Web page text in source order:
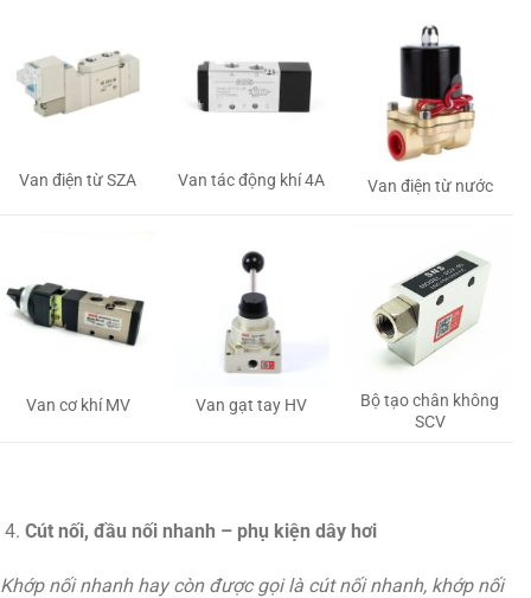
Van điện từ SZA Van tác động khí 4A Van điện từ nước
Van cơ khí MV Van gạt tay HV
Bộ tạo chân không
SCV
Cút nối, đầu nối nhanh – phụ kiện dây hơi
Khớp nối nhanh hay còn được gọi là cút nối nhanh, khớp nối